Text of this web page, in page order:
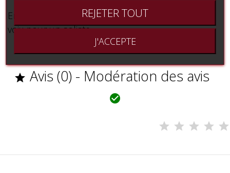
Enigme - Toukoun'ni - Domino 7 - Notac - Deux
voix pour un soliste
 Avis (0) - Modération des avis

REJETER TOUT
J'ACCEPTE